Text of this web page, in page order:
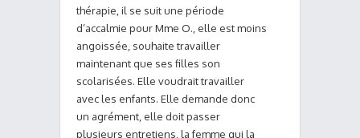
thérapie, il se suit une période
d’accalmie pour Mme O., elle est moins
angoissée, souhaite travailler
maintenant que ses filles son
scolarisées. Elle voudrait travailler
avec les enfants. Elle demande donc
un agrément, elle doit passer
plusieurs entretiens, la femme qui la